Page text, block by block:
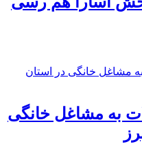
به مشاغل خانگی